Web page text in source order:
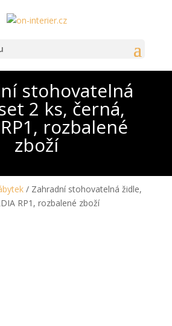
stohovatelná
2 ks, černá,
rozbalené
zboží
/ Zahradní stohovatelná židle,
RP1, rozbalené zboží